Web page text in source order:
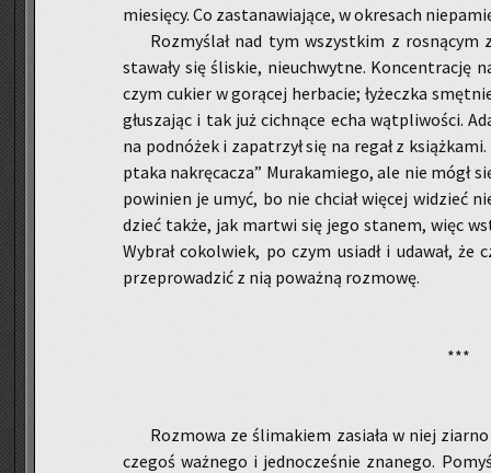
mie­się­cy. Co za­sta­na­wia­ją­ce, w okre­sach
Roz­my­ślał nad tym wszyst­kim z ro­sną­cym
sta­wa­ły się śli­skie, nie­uchwyt­ne. Kon­cen­tra­cję
czym cu­kier w go­rą­cej her­ba­cie; ły­żecz­ka
głu­sza­jąc i tak już cich­ną­ce echa wąt­pli­wo­ści.
na pod­nó­żek i za­pa­trzył się na regał z
ptaka na­krę­ca­cza” Mu­ra­ka­mie­go, ale nie mógł
po­wi­nien je umyć, bo nie chciał wię­cej wi­dzieć
dzieć także, jak mar­twi się jego sta­nem, więc
Wy­brał co­kol­wiek, po czym usiadł i uda­wał, że
prze­pro­wa­dzić z nią po­waż­ną roz­mo­wę.
***
Roz­mo­wa ze śli­ma­kiem za­sia­ła w niej
cze­goś waż­ne­go i jed­no­cze­śnie zna­ne­go.